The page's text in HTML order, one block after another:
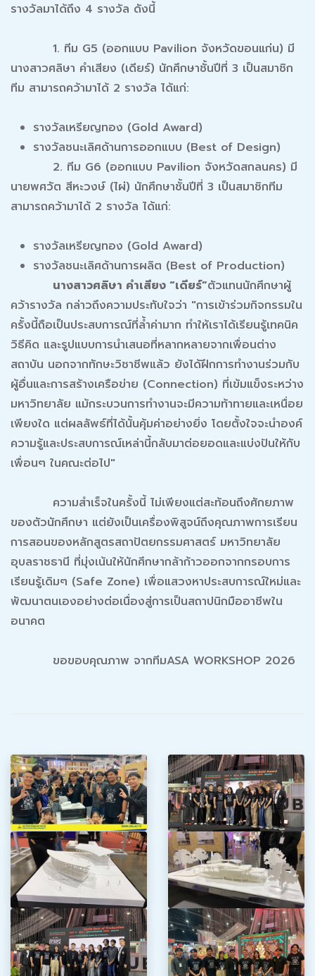
รางวัลมาได้ถึง 4 รางวัล ดังนี้
1. ทีม G5 (ออกแบบ Pavilion จังหวัดขอนแก่น) มี
นางสาวศลิษา คำเสียง (เดียร์) นักศึกษาชั้นปีที่ 3 เป็นสมาชิก
ทีม สามารถคว้ามาได้ 2 รางวัล ได้แก่:
รางวัลเหรียญทอง (Gold Award)
รางวัลชนะเลิศด้านการออกแบบ (Best of Design)
2. ทีม G6 (ออกแบบ Pavilion จังหวัดสกลนคร) มี
นายพศวัต สีหะวงษ์ (ไผ่) นักศึกษาชั้นปีที่ 3 เป็นสมาชิกทีม
สามารถคว้ามาได้ 2 รางวัล ได้แก่:
รางวัลเหรียญทอง (Gold Award)
รางวัลชนะเลิศด้านการผลิต (Best of Production)
นางสาวศลิษา คำเสียง “เดียร์”ตัวแทนนักศึกษาผู้
คว้ารางวัล กล่าวถึงความประทับใจว่า "การเข้าร่วมกิจกรรมใน
ครั้งนี้ถือเป็นประสบการณ์ที่ล้ำค่ามาก ทำให้เราได้เรียนรู้เทคนิค
วิธีคิด และรูปแบบการนำเสนอที่หลากหลายจากเพื่อนต่าง
สถาบัน นอกจากทักษะวิชาชีพแล้ว ยังได้ฝึกการทำงานร่วมกับ
ผู้อื่นและการสร้างเครือข่าย (Connection) ที่เข้มแข็งระหว่าง
มหาวิทยาลัย แม้กระบวนการทำงานจะมีความท้าทายและเหนื่อย
เพียงใด แต่ผลลัพธ์ที่ได้นั้นคุ้มค่าอย่างยิ่ง โดยตั้งใจจะนำองค์
ความรู้และประสบการณ์เหล่านี้กลับมาต่อยอดและแบ่งปันให้กับ
เพื่อนๆ ในคณะต่อไป"
ความสำเร็จในครั้งนี้ ไม่เพียงแต่สะท้อนถึงศักยภาพ
ของตัวนักศึกษา แต่ยังเป็นเครื่องพิสูจน์ถึงคุณภาพการเรียน
การสอนของหลักสูตรสถาปัตยกรรมศาสตร์ มหาวิทยาลัย
อุบลราชธานี ที่มุ่งเน้นให้นักศึกษากล้าก้าวออกจากกรอบการ
เรียนรู้เดิมๆ (Safe Zone) เพื่อแสวงหาประสบการณ์ใหม่และ
พัฒนาตนเองอย่างต่อเนื่องสู่การเป็นสถาปนิกมืออาชีพใน
อนาคต
ขอขอบคุณภาพ จากทีมASA WORKSHOP 2026